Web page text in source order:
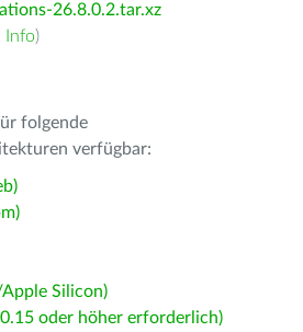
26.8.0.2.tar.xz
Info)
folgende
verfügbar:
Silicon)
oder höher erforderlich)